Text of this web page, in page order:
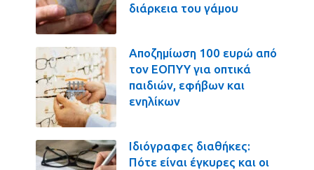
διάρκεια του γάμου
Αποζημίωση 100 ευρώ από
τον ΕΟΠΥΥ για οπτικά
παιδιών, εφήβων και
ενηλίκων
Ιδιόγραφες διαθήκες:
Πότε είναι έγκυρες και οι